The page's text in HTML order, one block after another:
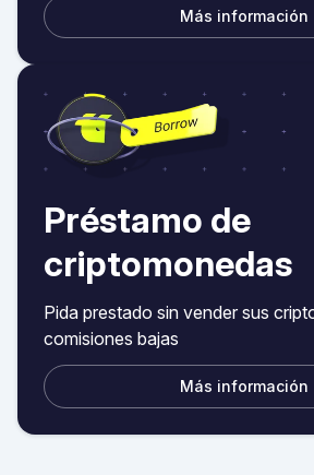
Más información
Préstamo de
criptomonedas
Pida prestado sin vender sus
comisiones bajas
Más información